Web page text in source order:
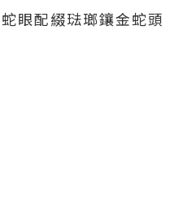
眼配綴琺瑯鑲金蛇頭